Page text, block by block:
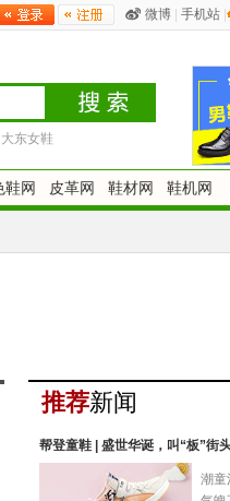
手机站
微博
大东女鞋
鞋网 皮革网 鞋材网 鞋机网
推荐新闻
帮登童鞋 | 盛世华诞，叫“板”街
潮童